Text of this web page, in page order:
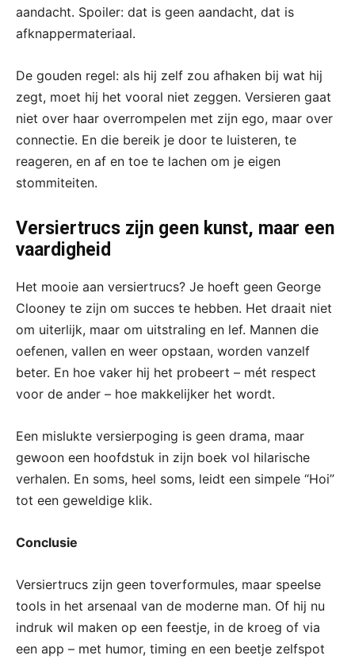
aandacht. Spoiler: dat is geen aandacht, dat is
afknappermateriaal.
De gouden regel: als hij zelf zou afhaken bij wat hij
zegt, moet hij het vooral niet zeggen. Versieren gaat
niet over haar overrompelen met zijn ego, maar over
connectie. En die bereik je door te luisteren, te
reageren, en af en toe te lachen om je eigen
stommiteiten.
Versiertrucs zijn geen kunst, maar een
vaardigheid
Het mooie aan versiertrucs? Je hoeft geen George
Clooney te zijn om succes te hebben. Het draait niet
om uiterlijk, maar om uitstraling en lef. Mannen die
oefenen, vallen en weer opstaan, worden vanzelf
beter. En hoe vaker hij het probeert – mét respect
voor de ander – hoe makkelijker het wordt.
Een mislukte versierpoging is geen drama, maar
gewoon een hoofdstuk in zijn boek vol hilarische
verhalen. En soms, heel soms, leidt een simpele “Hoi”
tot een geweldige klik.
Conclusie
Versiertrucs zijn geen toverformules, maar speelse
tools in het arsenaal van de moderne man. Of hij nu
indruk wil maken op een feestje, in de kroeg of via
een app – met humor, timing en een beetje zelfspot